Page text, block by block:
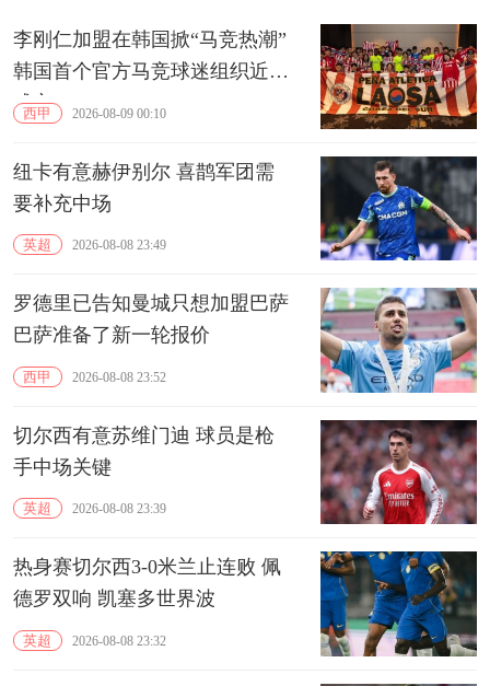
李刚仁加盟在韩国掀“马竞热潮”
韩国首个官方马竞球迷组织近期
成立
西甲 2026-08-09 00:10
纽卡有意赫伊别尔 喜鹊军团需
要补充中场
英超 2026-08-08 23:49
罗德里已告知曼城只想加盟巴萨
巴萨准备了新一轮报价
西甲 2026-08-08 23:52
切尔西有意苏维门迪 球员是枪
手中场关键
英超 2026-08-08 23:39
热身赛切尔西3-0米兰止连败 佩
德罗双响 凯塞多世界波
英超 2026-08-08 23:32